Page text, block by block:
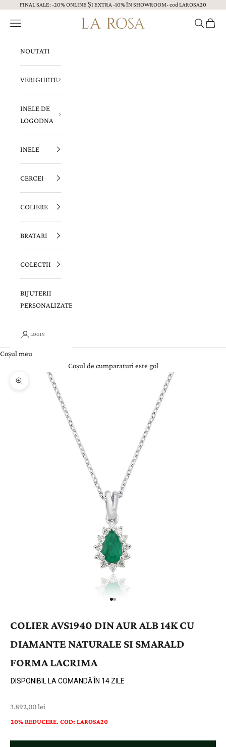
Sari la continut
FINAL SALE: -20% ONLINE ȘI EXTRA -10% ÎN SHOWROOM- cod LAROSA20
Bijuterii LA ROSA
Menu CautăCoș
NOUTATI
VERIGHETE
INELE DE
LOGODNA
INELE
CERCEI
COLIERE
BRATARI
COLECTII
BIJUTERII
PERSONALIZATE
LOGIN
Coșul meu
Coșul de cumparaturi este gol
Zoom
COLIER AVS1940 DIN AUR ALB 14K CU
DIAMANTE NATURALE SI SMARALD
FORMA LACRIMA
DISPONIBIL LA COMANDĂ ÎN 14 ZILE
Preț cu reducere
3.892,00 lei
20% REDUCERE. COD: LAROSA20